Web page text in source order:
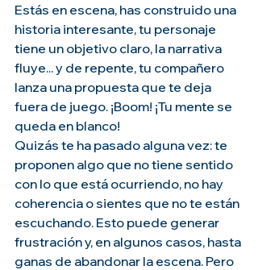
Estás en escena, has construido una
historia interesante, tu personaje
tiene un objetivo claro, la narrativa
fluye... y de repente, tu compañero
lanza una propuesta que te deja
fuera de juego. ¡Boom! ¡Tu mente se
queda en blanco!
Quizás te ha pasado alguna vez: te
proponen algo que no tiene sentido
con lo que está ocurriendo, no hay
coherencia o sientes que no te están
escuchando. Esto puede generar
frustración y, en algunos casos, hasta
ganas de abandonar la escena. Pero